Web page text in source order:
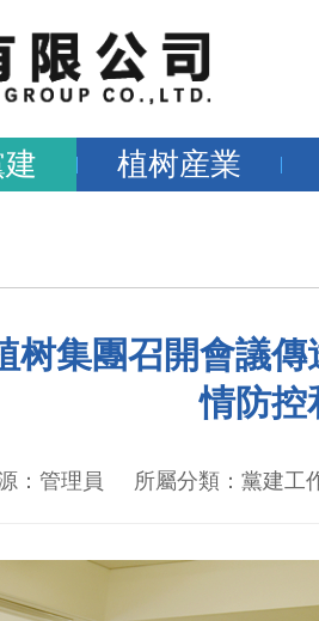
植树産業
树集團召開會議
情防控
：管理員 所屬分類：黨建